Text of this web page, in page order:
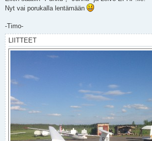
Nyt vai porukalla lentämään
-Timo-
LIITTEET